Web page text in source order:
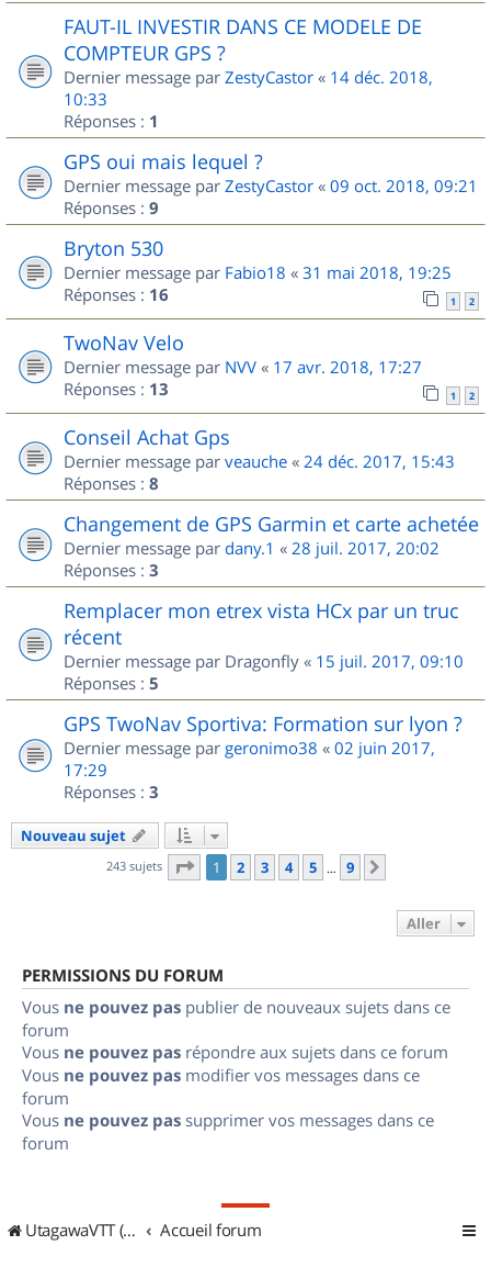
FAUT-IL INVESTIR DANS CE MODELE DE
COMPTEUR GPS ?
Dernier message par ZestyCastor « 14 déc. 2018,
10:33
Réponses : 1
GPS oui mais lequel ?
Dernier message par ZestyCastor « 09 oct. 2018, 09:21
Réponses : 9
Bryton 530
Dernier message par Fabio18 « 31 mai 2018, 19:25
Réponses : 16 1 2
TwoNav Velo
Dernier message par NVV « 17 avr. 2018, 17:27
Réponses : 13 1 2
Conseil Achat Gps
Dernier message par veauche « 24 déc. 2017, 15:43
Réponses : 8
Changement de GPS Garmin et carte achetée
Dernier message par dany.1 « 28 juil. 2017, 20:02
Réponses : 3
Remplacer mon etrex vista HCx par un truc
récent
Dernier message par Dragonfly « 15 juil. 2017, 09:10
Réponses : 5
GPS TwoNav Sportiva: Formation sur lyon ?
Dernier message par geronimo38 « 02 juin 2017,
17:29
Réponses : 3
Nouveau sujet
243 sujets Page 1sur
1 2 3 4 5 … 9
Aller
PERMISSIONS DU FORUM
Vous ne pouvez pas publier de nouveaux sujets dans ce
forum
Vous ne pouvez pas répondre aux sujets dans ce forum
Vous ne pouvez pas modifier vos messages dans ce
forum
Vous ne pouvez pas supprimer vos messages dans ce
forum
UtagawaVTT (Randos VTT et VTTAE avec traces GPS) Accueil forum